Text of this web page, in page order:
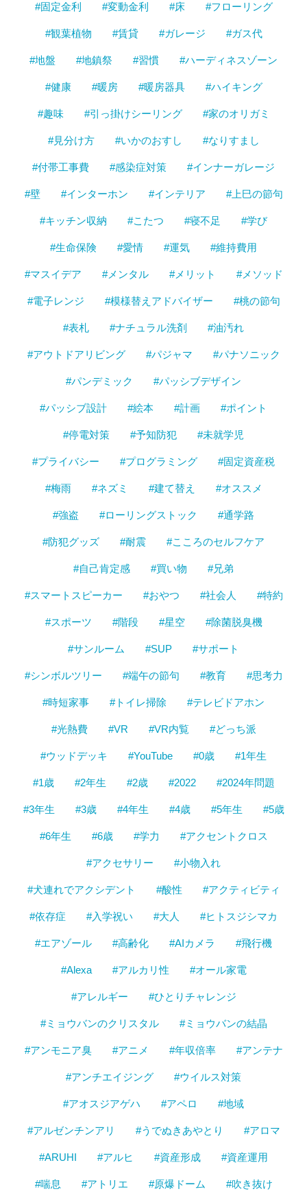
#固定金利 #変動金利 #床 #フローリング
#観葉植物 #賃貸 #ガレージ #ガス代
#地盤 #地鎮祭 #習慣 #ハーディネスゾーン
#健康 #暖房 #暖房器具 #ハイキング
#趣味 #引っ掛けシーリング #家のオリガミ
#見分け方 #いかのおすし #なりすまし
#付帯工事費 #感染症対策 #インナーガレージ
#壁 #インターホン #インテリア #上巳の節句
#キッチン収納 #こたつ #寝不足 #学び
#生命保険 #愛情 #運気 #維持費用
#マスイデア #メンタル #メリット #メソッド
#電子レンジ #模様替えアドバイザー #桃の節句
#表札 #ナチュラル洗剤 #油汚れ
#アウトドアリビング #パジャマ #パナソニック
#パンデミック #パッシブデザイン
#パッシブ設計 #絵本 #計画 #ポイント
#停電対策 #予知防犯 #未就学児
#プライバシー #プログラミング #固定資産税
#梅雨 #ネズミ #建て替え #オススメ
#強盗 #ローリングストック #通学路
#防犯グッズ #耐震 #こころのセルフケア
#自己肯定感 #買い物 #兄弟
#スマートスピーカー #おやつ #社会人 #特約
#スポーツ #階段 #星空 #除菌脱臭機
#サンルーム #SUP #サポート
#シンボルツリー #端午の節句 #教育 #思考力
#時短家事 #トイレ掃除 #テレビドアホン
#光熱費 #VR #VR内覧 #どっち派
#ウッドデッキ #YouTube #0歳 #1年生
#1歳 #2年生 #2歳 #2022 #2024年問題
#3年生 #3歳 #4年生 #4歳 #5年生 #5歳
#6年生 #6歳 #学力 #アクセントクロス
#アクセサリー #小物入れ
#犬連れでアクシデント #酸性 #アクティビティ
#依存症 #入学祝い #大人 #ヒトスジシマカ
#エアゾール #高齢化 #AIカメラ #飛行機
#Alexa #アルカリ性 #オール家電
#アレルギー #ひとりチャレンジ
#ミョウバンのクリスタル #ミョウバンの結晶
#アンモニア臭 #アニメ #年収倍率 #アンテナ
#アンチエイジング #ウイルス対策
#アオスジアゲハ #アペロ #地域
#アルゼンチンアリ #うでぬきあやとり #アロマ
#ARUHI #アルヒ #資産形成 #資産運用
#喘息 #アトリエ #原爆ドーム #吹き抜け